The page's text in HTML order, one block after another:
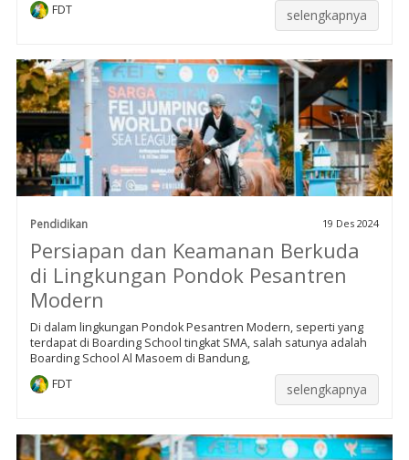
FDT
selengkapnya
Pendidikan 19 Des 2024
Persiapan dan Keamanan Berkuda
di Lingkungan Pondok Pesantren
Modern
Di dalam lingkungan Pondok Pesantren Modern, seperti yang
terdapat di Boarding School tingkat SMA, salah satunya adalah
Boarding School Al Masoem di Bandung,
FDT
selengkapnya